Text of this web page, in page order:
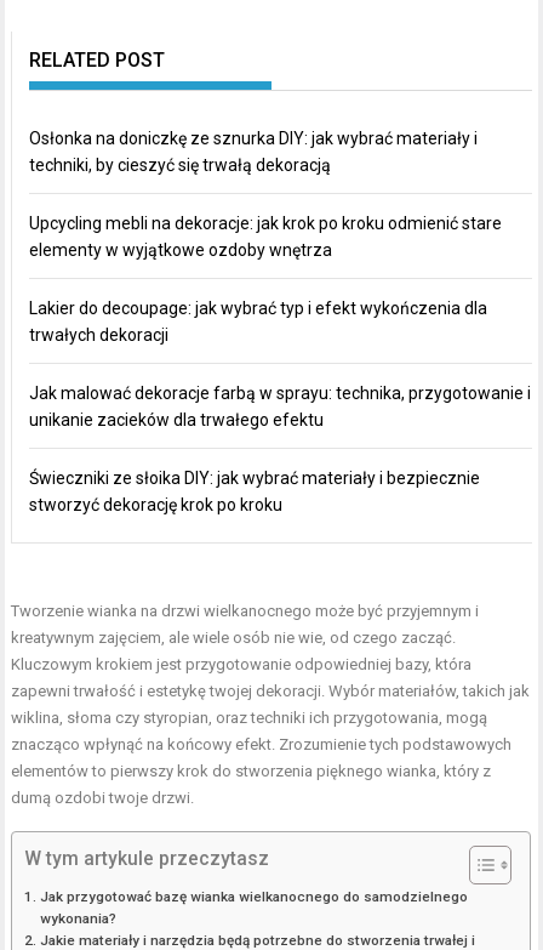
RELATED POST
Osłonka na doniczkę ze sznurka DIY: jak wybrać materiały i
techniki, by cieszyć się trwałą dekoracją
Upcycling mebli na dekoracje: jak krok po kroku odmienić stare
elementy w wyjątkowe ozdoby wnętrza
Lakier do decoupage: jak wybrać typ i efekt wykończenia dla
trwałych dekoracji
Jak malować dekoracje farbą w sprayu: technika, przygotowanie i
unikanie zacieków dla trwałego efektu
Świeczniki ze słoika DIY: jak wybrać materiały i bezpiecznie
stworzyć dekorację krok po kroku
Tworzenie wianka na drzwi wielkanocnego może być przyjemnym i
kreatywnym zajęciem, ale wiele osób nie wie, od czego zacząć.
Kluczowym krokiem jest przygotowanie odpowiedniej bazy, która
zapewni trwałość i estetykę twojej dekoracji. Wybór materiałów, takich jak
wiklina, słoma czy styropian, oraz techniki ich przygotowania, mogą
znacząco wpłynąć na końcowy efekt. Zrozumienie tych podstawowych
elementów to pierwszy krok do stworzenia pięknego wianka, który z
dumą ozdobi twoje drzwi.
W tym artykule przeczytasz
Jak przygotować bazę wianka wielkanocnego do samodzielnego
wykonania?
Jakie materiały i narzędzia będą potrzebne do stworzenia trwałej i